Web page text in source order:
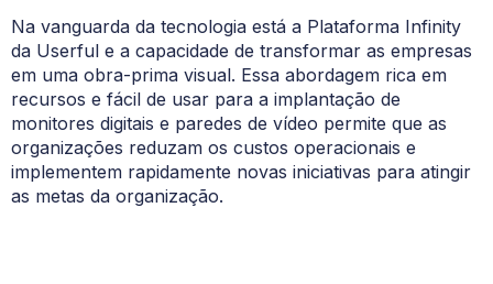
Na vanguarda da tecnologia está a Plataforma Infinity
da Userful e a capacidade de transformar as empresas
em uma obra-prima visual. Essa abordagem rica em
recursos e fácil de usar para a implantação de
monitores digitais e paredes de vídeo permite que as
organizações reduzam os custos operacionais e
implementem rapidamente novas iniciativas para atingir
as metas da organização.